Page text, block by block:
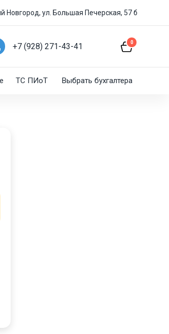
Новгород, ул. Большая Печерская, 57 б
+7 (928) 271-43-41 0
ТС ПИоТ Выбрать бухгалтера